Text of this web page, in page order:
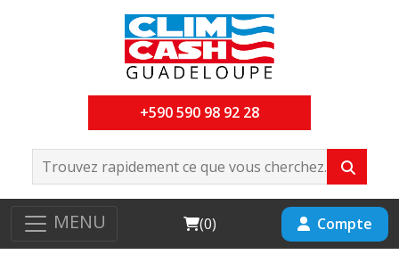
+590 590 98 92 28
MENU Cart
(0) Compte